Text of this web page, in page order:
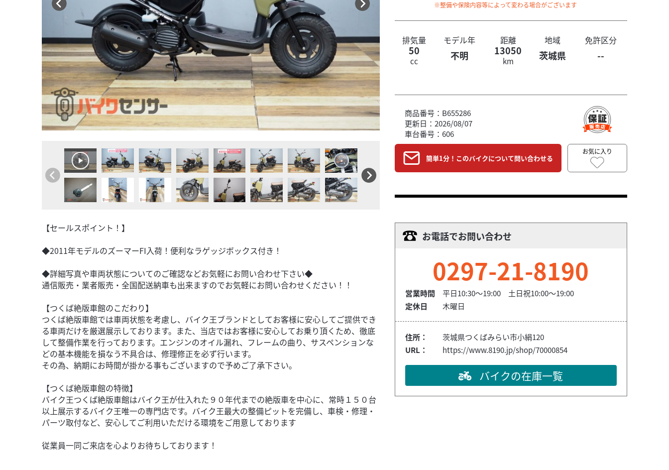
【セールスポイント！】
◆2011年モデルのズーマーFI入荷！便利なラゲッジボックス付き！
◆詳細写真や車両状態についてのご確認などお気軽にお問い合わせ下さい◆
通信販売・業者販売・全国配送納車も出来ますのでお気軽にお問い合わせください！！
【つくば絶版車館のこだわり】
つくば絶版車館では車両状態を考慮し、バイク王ブランドとしてお客様に安心してご提供でき
る車両だけを厳選展示しております。また、当店ではお客様に安心してお乗り頂くため、徹底
して整備作業を行っております。エンジンのオイル漏れ、フレームの曲り、サスペンションな
どの基本機能を損なう不具合は、修理修正を必ず行います。
その為、納期にお時間が掛かる事もございますので予めご了承下さい。
【つくば絶版車館の特徴】
バイク王つくば絶版車館はバイク王が仕入れた９０年代までの絶版車を中心に、常時１５０台
以上展示するバイク王唯一の専門店です。バイク王最大の整備ピットを完備し、車検・修理・
パーツ取付など、安心してご利用いただける環境をご用意しております
従業員一同ご来店を心よりお待ちしております！
※整備や保険内容等によって変わる場合がございます
排気量 モデル年 距離 地域 免許区分
50
cc 不明 13050
km 茨城県 --
商品番号：B655286
更新日：2026/08/07
車台番号：606
簡単1分！このバイクについて問い合わせる
お気に入り
お電話でお問い合わせ
0297-21-8190
営業時間
平日10:30～19:00 土日祝10:00～19:00
定休日
木曜日
住所：
茨城県つくばみらい市小絹120
URL：
https://www.8190.jp/shop/70000854
バイクの在庫一覧